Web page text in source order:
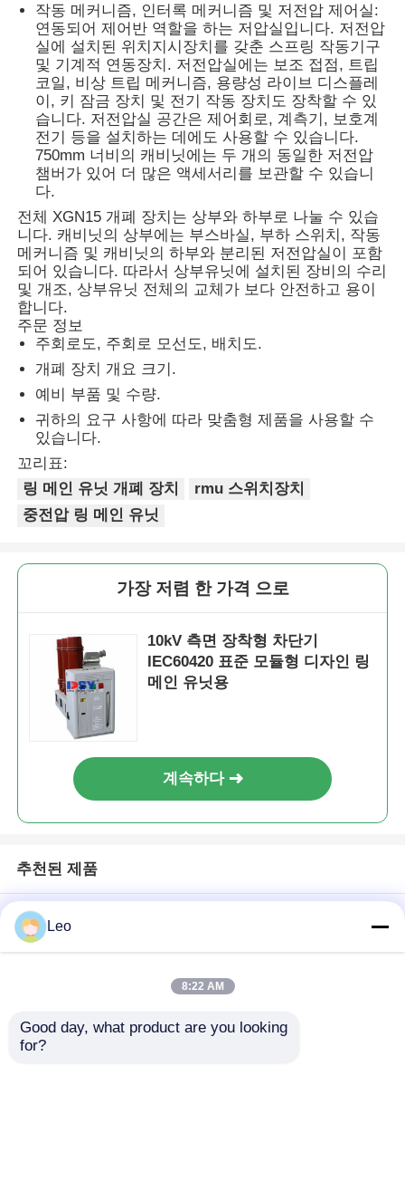
작동 메커니즘, 인터록 메커니즘 및 저전압 제어실:
연동되어 제어반 역할을 하는 저압실입니다. 저전압
실에 설치된 위치지시장치를 갖춘 스프링 작동기구
및 기계적 연동장치. 저전압실에는 보조 접점, 트립
코일, 비상 트립 메커니즘, 용량성 라이브 디스플레
이, 키 잠금 장치 및 전기 작동 장치도 장착할 수 있
습니다. 저전압실 공간은 제어회로, 계측기, 보호계
전기 등을 설치하는 데에도 사용할 수 있습니다.
750mm 너비의 캐비닛에는 두 개의 동일한 저전압
챔버가 있어 더 많은 액세서리를 보관할 수 있습니
다.
전체 XGN15 개폐 장치는 상부와 하부로 나눌 수 있습
니다. 캐비닛의 상부에는 부스바실, 부하 스위치, 작동
메커니즘 및 캐비닛의 하부와 분리된 저전압실이 포함
되어 있습니다. 따라서 상부유닛에 설치된 장비의 수리
및 개조, 상부유닛 전체의 교체가 보다 안전하고 용이
합니다.
주문 정보
주회로도, 주회로 모선도, 배치도.
개폐 장치 개요 크기.
예비 부품 및 수량.
귀하의 요구 사항에 따라 맞춤형 제품을 사용할 수
있습니다.
꼬리표:
링 메인 유닛 개폐 장치
rmu 스위치장치
중전압 링 메인 유닛
가장 저렴 한 가격 으로
10kV 측면 장착형 차단기
IEC60420 표준 모듈형 디자인 링
메인 유닛용
계속하다
추천된 제품
Leo
8:22 AM
Good day, what product are you looking
for?